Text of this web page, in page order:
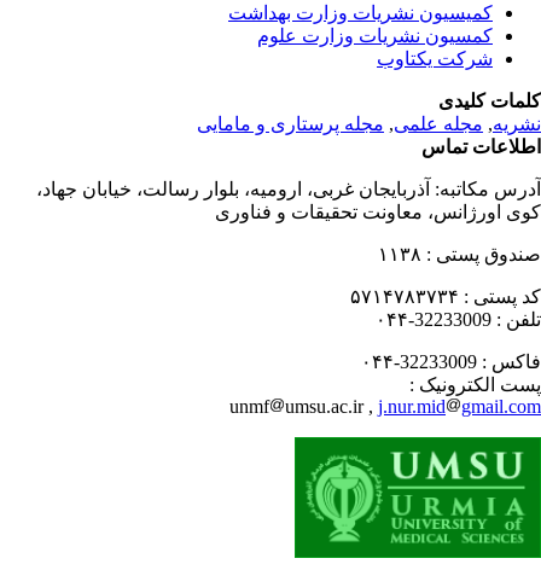
کمیسیون نشریات وزارت بهداشت
کمسیون نشریات وزارت علوم
شرکت یکتاوب
کلیدی
,مجله علمی, مجله پرستاری و مامایی
تماس
مکاتبه:آذربایجان غربی، ارومیه، بلوار رسالت، خیابان جهاد،
اورژانس، معاونت تحقیقات و فناوری
پستی : ۱۱۳۸
پستی : ۵۷۱۴۷۸۳۷۳۴
: 32233009-۰۴۴
: 32233009-۰۴۴
الکترونیک :
unmf
umsu.ac.ir ,j.nur.mid